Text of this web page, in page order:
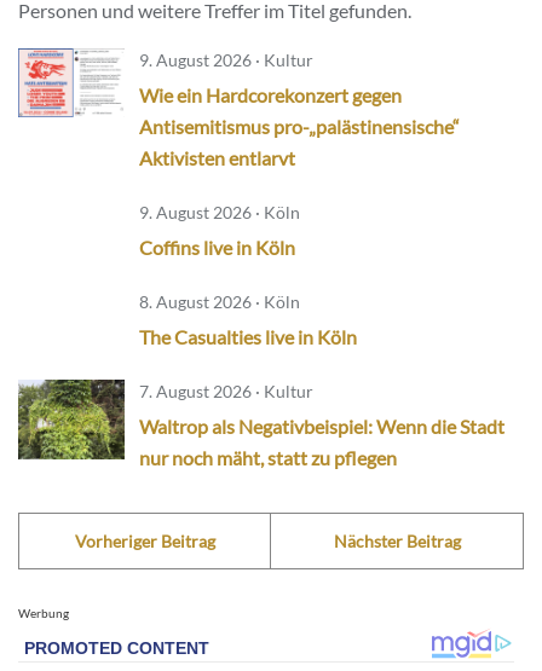
Personen und weitere Treffer im Titel gefunden.
9. August 2026 · Kultur
Wie ein Hardcorekonzert gegen
Antisemitismus pro-„palästinensische“
Aktivisten entlarvt
9. August 2026 · Köln
Coffins live in Köln
8. August 2026 · Köln
The Casualties live in Köln
7. August 2026 · Kultur
Waltrop als Negativbeispiel: Wenn die Stadt
nur noch mäht, statt zu pflegen
Vorheriger Beitrag Nächster Beitrag
Werbung